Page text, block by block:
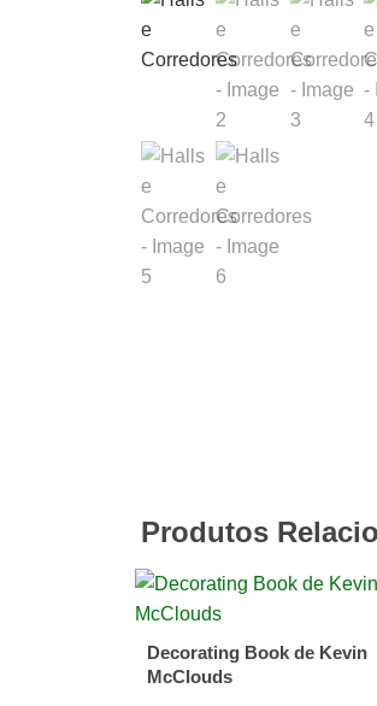
Produtos
Decorating Book de Kevin
McClouds